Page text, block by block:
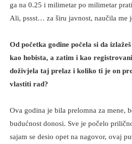
ga na 0.25 i milimetar po milimetar
Ali, pssst… za širu javnost, naučila me
Od početka godine počela si da
kao hobista, a zatim i kao
doživjela taj prelaz i koliko ti je on
vlastiti rad?
Ova godina je bila prelomna za mene,
budućnost donosi. Sve je počelo
sajam se desio opet na nagovor, ovaj